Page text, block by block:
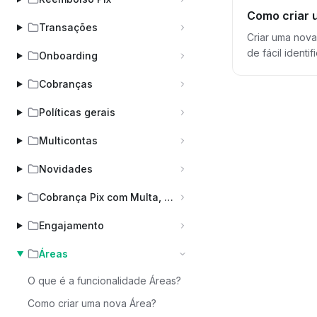
Transações
Onboarding
Cobranças
Políticas gerais
Multicontas
Novidades
Cobrança Pix com Multa, Juros e Desconto (COBV)
Engajamento
Áreas
O que é a funcionalidade Áreas?
Como criar uma nova Área?
essa
Como criar
Criar uma nova área é simples e rápido: 1º -
de fácil identificação